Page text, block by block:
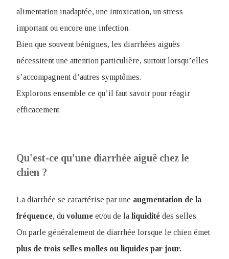
alimentation inadaptée, une intoxication, un stress
important ou encore une infection.
Bien que souvent bénignes, les diarrhées aiguës
nécessitent une attention particulière, surtout lorsqu’elles
s’accompagnent d’autres symptômes.
Explorons ensemble ce qu’il faut savoir pour réagir
efficacement.
Qu'est-ce qu'une diarrhée aiguë chez le
chien ?
La diarrhée se caractérise par une augmentation de la
fréquence, du volume et/ou de la liquidité des selles.
On parle généralement de diarrhée lorsque le chien émet
plus de trois selles molles ou liquides par jour.